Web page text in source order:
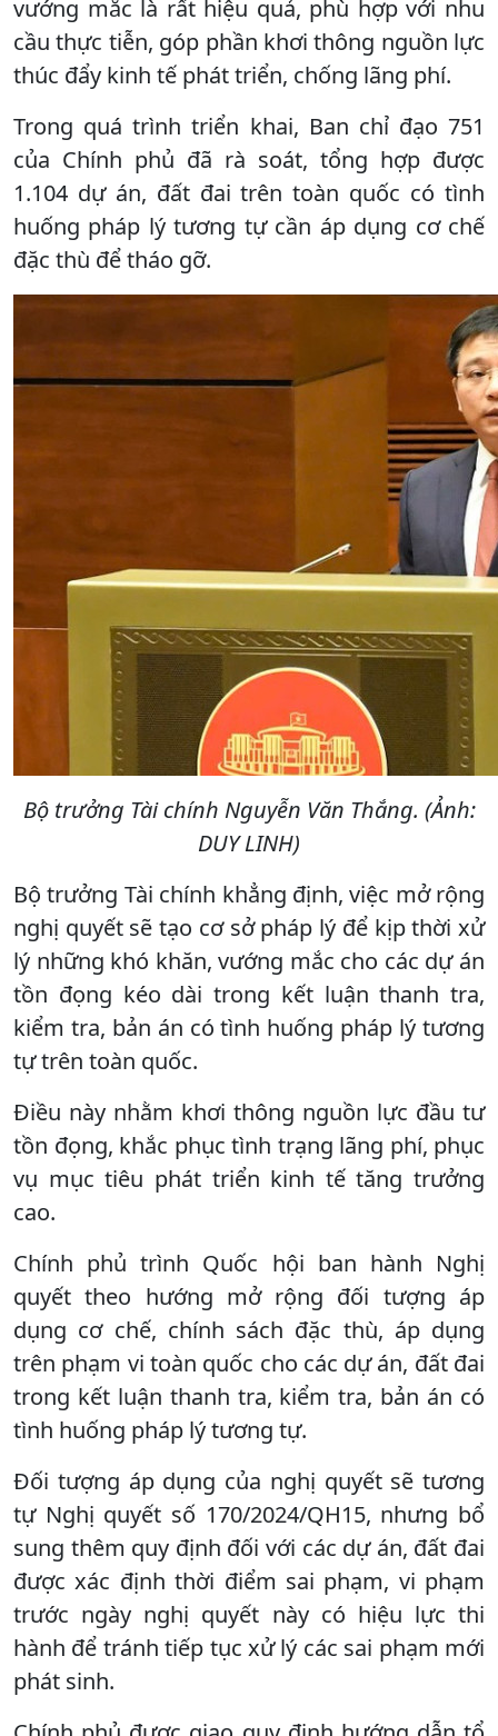
vướng mắc là rất hiệu quả, phù hợp với nhu
cầu thực tiễn, góp phần khơi thông nguồn lực
thúc đẩy kinh tế phát triển, chống lãng phí.
Trong quá trình triển khai, Ban chỉ đạo 751
của Chính phủ đã rà soát, tổng hợp được
1.104 dự án, đất đai trên toàn quốc có tình
huống pháp lý tương tự cần áp dụng cơ chế
đặc thù để tháo gỡ.
Bộ trưởng Tài chính Nguyễn Văn Thắng. (Ảnh:
DUY LINH)
Bộ trưởng Tài chính khẳng định, việc mở rộng
nghị quyết sẽ tạo cơ sở pháp lý để kịp thời xử
lý những khó khăn, vướng mắc cho các dự án
tồn đọng kéo dài trong kết luận thanh tra,
kiểm tra, bản án có tình huống pháp lý tương
tự trên toàn quốc.
Điều này nhằm khơi thông nguồn lực đầu tư
tồn đọng, khắc phục tình trạng lãng phí, phục
vụ mục tiêu phát triển kinh tế tăng trưởng
cao.
Chính phủ trình Quốc hội ban hành Nghị
quyết theo hướng mở rộng đối tượng áp
dụng cơ chế, chính sách đặc thù, áp dụng
trên phạm vi toàn quốc cho các dự án, đất đai
trong kết luận thanh tra, kiểm tra, bản án có
tình huống pháp lý tương tự.
Đối tượng áp dụng của nghị quyết sẽ tương
tự Nghị quyết số 170/2024/QH15, nhưng bổ
sung thêm quy định đối với các dự án, đất đai
được xác định thời điểm sai phạm, vi phạm
trước ngày nghị quyết này có hiệu lực thi
hành để tránh tiếp tục xử lý các sai phạm mới
phát sinh.